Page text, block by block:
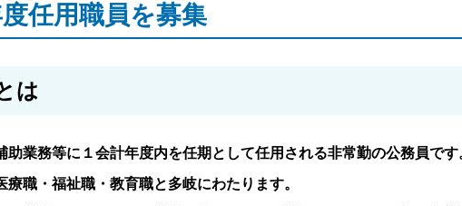
任用職員を募集
は
業務等に１会計年度内を任期として任用される非常勤の公務員です
職・福祉職・教育職と多岐にわたります。